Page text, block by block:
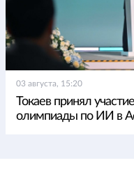
03 августа, 15:20
Токаев принял
олимпиады по ИИ в